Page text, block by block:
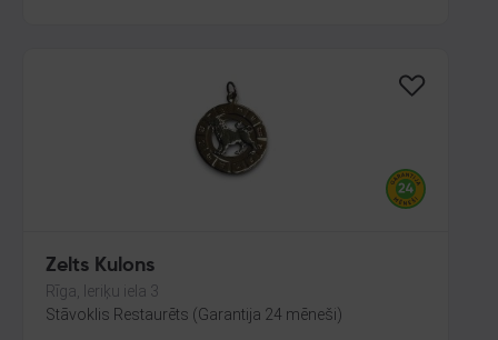
Zelts Kulons
Rīga, Ieriķu iela 3
Stāvoklis Restaurēts (Garantija 24 mēneši)